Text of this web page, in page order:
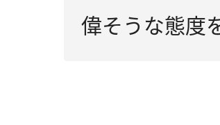
偉そうな態度